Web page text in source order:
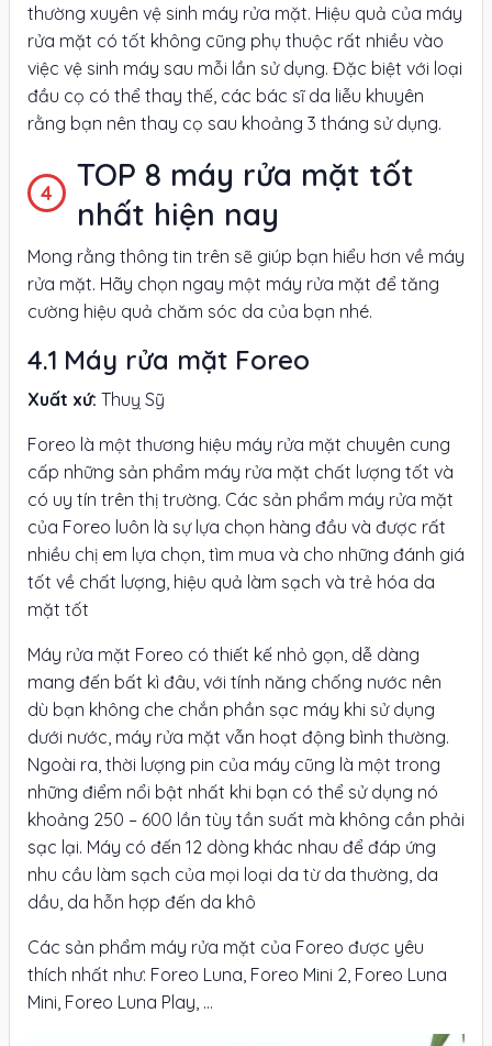
thường xuyên vệ sinh máy rửa mặt. Hiệu quả của máy
rửa mặt có tốt không cũng phụ thuộc rất nhiều vào
việc vệ sinh máy sau mỗi lần sử dụng. Đặc biệt với loại
đầu cọ có thể thay thế, các bác sĩ da liễu khuyên
rằng bạn nên thay cọ sau khoảng 3 tháng sử dụng.
TOP 8 máy rửa mặt tốt
nhất hiện nay
Mong rằng thông tin trên sẽ giúp bạn hiểu hơn về máy
rửa mặt. Hãy chọn ngay một máy rửa mặt để tăng
cường hiệu quả chăm sóc da của bạn nhé.
Máy rửa mặt Foreo
Xuất xứ: Thuỵ Sỹ
Foreo là một thương hiệu máy rửa mặt chuyên cung
cấp những sản phẩm máy rửa mặt chất lượng tốt và
có uy tín trên thị trường. Các sản phẩm máy rửa mặt
của Foreo luôn là sự lựa chọn hàng đầu và được rất
nhiều chị em lựa chọn, tìm mua và cho những đánh giá
tốt về chất lượng, hiệu quả làm sạch và trẻ hóa da
mặt tốt
Máy rửa mặt Foreo có thiết kế nhỏ gọn, dễ dàng
mang đến bất kì đâu, với tính năng chống nước nên
dù bạn không che chắn phần sạc máy khi sử dụng
dưới nước, máy rửa mặt vẫn hoạt động bình thường.
Ngoài ra, thời lượng pin của máy cũng là một trong
những điểm nổi bật nhất khi bạn có thể sử dụng nó
khoảng 250 – 600 lần tùy tần suất mà không cần phải
sạc lại. Máy có đến 12 dòng khác nhau để đáp ứng
nhu cầu làm sạch của mọi loại da từ da thường, da
dầu, da hỗn hợp đến da khô
Các sản phẩm máy rửa mặt của Foreo được yêu
thích nhất như: Foreo Luna, Foreo Mini 2, Foreo Luna
Mini, Foreo Luna Play, …